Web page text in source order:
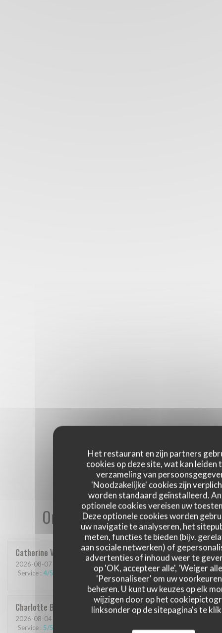
Het restaurant en zijn partners
cookies op deze site, wat kan leiden
verzameling van
'Noodzakelijke' cookies zijn
worden standaard geïnstalleerd.
optionele cookies vereisen uw
Deze optionele cookies worden
uw navigatie te analyseren, het
meten, functies te bieden (bijv.
aan sociale netwerken) of
advertenties of inhoud weer te
op 'OK, accepteer alle', 'Weiger
'Personaliseer' om uw
beheren. U kunt uw keuzes op elk
wijzigen door op het
linksonder op de sitepagina's te
Onze gastbeoordelingen
Catherine V
2026-08-07 - 13:30 - Gasten 3
Service : 4/5 5/5 Keuken:5/5 Kwaliteit / Prijs : 5/5
Charlotte B
2026-08-04
Service : 5/5